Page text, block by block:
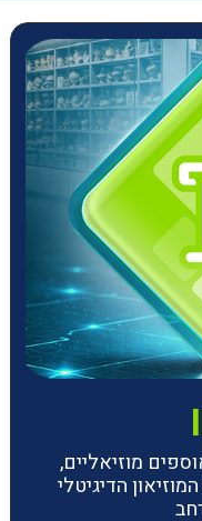
מוזיאליים,
הדיגיטלי